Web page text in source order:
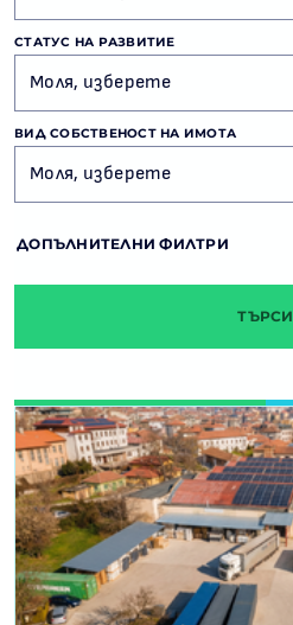
СТАТУС НА РАЗВИТИЕ
ВИД СОБСТВЕНОСТ НА ИМОТА
ДОПЪЛНИТЕЛНИ ФИЛТРИ
ТЪРСИ